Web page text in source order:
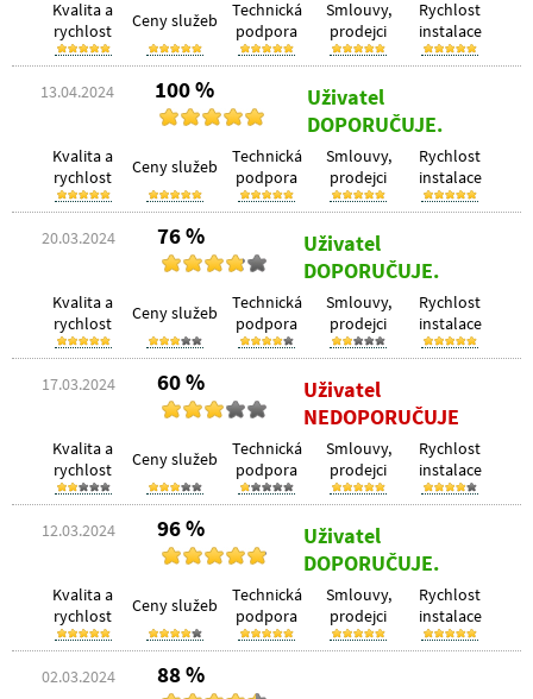
Kvalita a
rychlost
Ceny služeb
Technická
podpora
Smlouvy,
prodejci
Rychlost
instalace
13.04.2024 100 %
Uživatel
DOPORUČUJE.
Kvalita a
rychlost
Ceny služeb
Technická
podpora
Smlouvy,
prodejci
Rychlost
instalace
20.03.2024 76 %
Uživatel
DOPORUČUJE.
Kvalita a
rychlost
Ceny služeb
Technická
podpora
Smlouvy,
prodejci
Rychlost
instalace
17.03.2024 60 %
Uživatel
NEDOPORUČUJE
Kvalita a
rychlost
Ceny služeb
Technická
podpora
Smlouvy,
prodejci
Rychlost
instalace
12.03.2024 96 %
Uživatel
DOPORUČUJE.
Kvalita a
rychlost
Ceny služeb
Technická
podpora
Smlouvy,
prodejci
Rychlost
instalace
02.03.2024 88 %